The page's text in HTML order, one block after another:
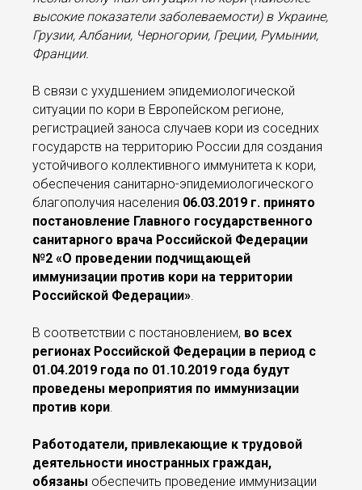
высокие показатели заболеваемости) в Украине,
Грузии, Албании, Черногории, Греции, Румынии,
Франции.
В связи с ухудшением эпидемиологической
ситуации по кори в Европейском регионе,
регистрацией заноса случаев кори из соседних
государств на территорию России для создания
устойчивого коллективного иммунитета к кори,
обеспечения санитарно-эпидемиологического
благополучия населения 06.03.2019 г. принято
постановление Главного государственного
санитарного врача Российской Федерации
№2 «О проведении подчищающей
иммунизации против кори на территории
Российской Федерации».
В соответствии с постановлением, во всех
регионах Российской Федерации в период с
01.04.2019 года по 01.10.2019 года будут
проведены мероприятия по иммунизации
против кори.
Работодатели, привлекающие к трудовой
деятельности иностранных граждан,
обязаны обеспечить проведение иммунизации